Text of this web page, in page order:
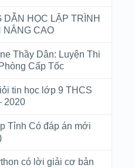
HỌC LẬP TRÌNH
CAO
Thầy Dân: Luyện Thi
Cấp Tốc
tin học lớp 9 THCS
2020
Tỉnh Có đáp án mới
có lời giải cơ bản